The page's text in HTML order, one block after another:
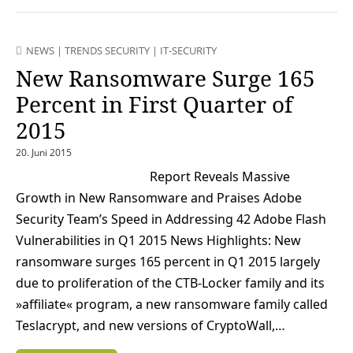
NEWS | TRENDS SECURITY | IT-SECURITY
New Ransomware Surge 165
Percent in First Quarter of
2015
20. Juni 2015
Report Reveals Massive
Growth in New Ransomware and Praises Adobe
Security Team’s Speed in Addressing 42 Adobe Flash
Vulnerabilities in Q1 2015 News Highlights: New
ransomware surges 165 percent in Q1 2015 largely
due to proliferation of the CTB-Locker family and its
»affiliate« program, a new ransomware family called
Teslacrypt, and new versions of CryptoWall,…